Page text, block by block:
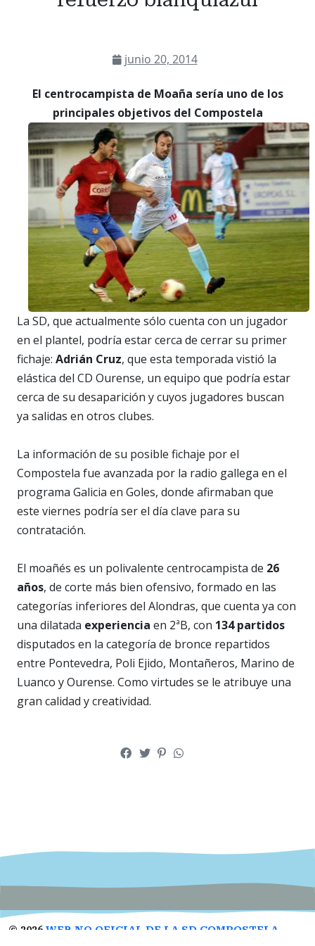
junio 20, 2014
El centrocampista de Moaña sería uno de los
principales objetivos del Compostela
La SD, que actualmente sólo cuenta con un jugador
en el plantel, podría estar cerca de cerrar su primer
fichaje: Adrián Cruz, que esta temporada vistió la
elástica del CD Ourense, un equipo que podría estar
cerca de su desaparición y cuyos jugadores buscan
ya salidas en otros clubes.
La información de su posible fichaje por el
Compostela fue avanzada por la radio gallega en el
programa Galicia en Goles, donde afirmaban que
este viernes podría ser el día clave para su
contratación.
El moañés es un polivalente centrocampista de 26
años, de corte más bien ofensivo, formado en las
categorías inferiores del Alondras, que cuenta ya con
una dilatada experiencia en 2ªB, con 134 partidos
disputados en la categoría de bronce repartidos
entre Pontevedra, Poli Ejido, Montañeros, Marino de
Luanco y Ourense. Como virtudes se le atribuye una
gran calidad y creatividad.
© 2026 WEB NO OFICIAL DE LA SD COMPOSTELA